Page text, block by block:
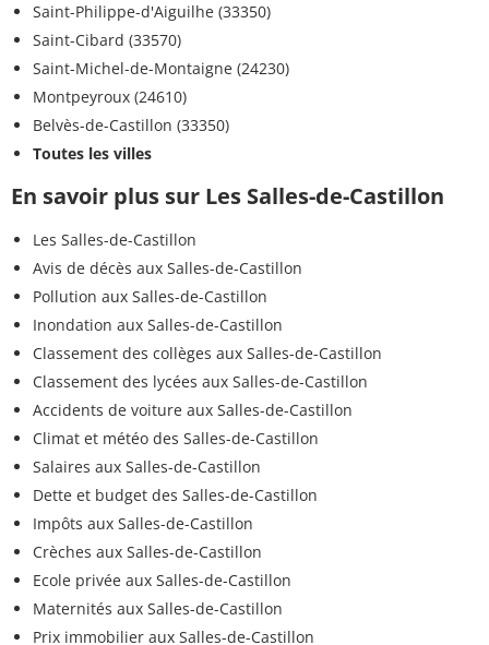
Saint-Philippe-d'Aiguilhe (33350)
Saint-Cibard (33570)
Saint-Michel-de-Montaigne (24230)
Montpeyroux (24610)
Belvès-de-Castillon (33350)
Toutes les villes
En savoir plus sur Les Salles-de-Castillon
Les Salles-de-Castillon
Avis de décès aux Salles-de-Castillon
Pollution aux Salles-de-Castillon
Inondation aux Salles-de-Castillon
Classement des collèges aux Salles-de-Castillon
Classement des lycées aux Salles-de-Castillon
Accidents de voiture aux Salles-de-Castillon
Climat et météo des Salles-de-Castillon
Salaires aux Salles-de-Castillon
Dette et budget des Salles-de-Castillon
Impôts aux Salles-de-Castillon
Crèches aux Salles-de-Castillon
Ecole privée aux Salles-de-Castillon
Maternités aux Salles-de-Castillon
Prix immobilier aux Salles-de-Castillon